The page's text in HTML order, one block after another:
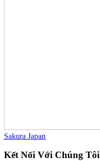
Sakura Japan
Kết Nối Với Chúng Tôi